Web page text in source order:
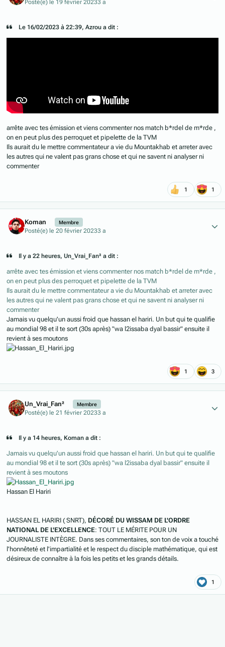
Posté(e) le 19 février 20233 a
Le 16/02/2023 à 22:39, Azrou a dit :
arrête avec tes émission et viens commenter nos match b*rdel de m*rde ,
on en peut plus des perroquet et pipelette de la TVM
Ils aurait du le mettre commentateur a vie du Mountakhab et arreter avec
les autres qui ne valent pas grans chose et qui ne savent ni analyser ni
commenter
1 1
Koman Membre
Posté(e) le 20 février 20233 a
Il y a 22 heures, Un_Vrai_Fan² a dit :
arrête avec tes émission et viens commenter nos match b*rdel de m*rde ,
on en peut plus des perroquet et pipelette de la TVM
Ils aurait du le mettre commentateur a vie du Mountakhab et arreter avec
les autres qui ne valent pas grans chose et qui ne savent ni analyser ni
commenter
Jamais vu quelqu'un aussi froid que hassan el hariri. Un but qui te qualifie
au mondial 98 et il te sort (30s après) "wa l2issaba dyal bassir" ensuite il
revient à ses moutons
1 3
Un_Vrai_Fan² Membre
Posté(e) le 21 février 20233 a
Il y a 14 heures, Koman a dit :
Jamais vu quelqu'un aussi froid que hassan el hariri. Un but qui te qualifie
au mondial 98 et il te sort (30s après) "wa l2issaba dyal bassir" ensuite il
revient à ses moutons
Hassan El Hariri
HASSAN EL HARIRI (SNRT), DÉCORÉ DU WISSAM DE L'ORDRE
NATIONAL DE L'EXCELLENCE: TOUT LE MÉRITE POUR UN
JOURNALISTE INTÈGRE. Dans ses commentaires, son ton de voix a touché
l'honnêteté et l'impartialité et le respect du disciple mathématique, qui est
désireux de connaître à la fois les petits et les grands détails.
1